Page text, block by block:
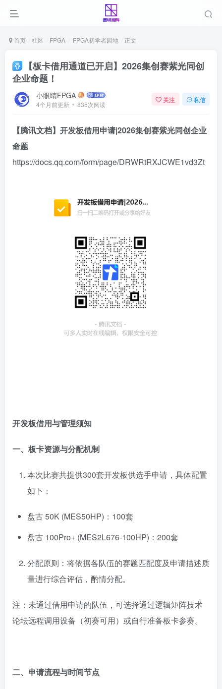
首页 社区 FPGA FPGA初学者园地 正文
【板卡借用通道已开启】2026集创赛紫光同创
企业命题！
小眼睛FPGA
4个月前更新 835次阅读
关注 私信
【腾讯文档】开发板借用申请|2026集创赛紫光同创企业
命题
https://docs.qq.com/form/page/DRWRtRXJCWE1vd3Zt
开发板借用与管理须知
一、板卡资源与分配机制
本次比赛共提供300套开发板供选手申请，具体配置
如下：
盘古 50K (MES50HP)：100套
盘古 100Pro+ (MES2L676-100HP)：200套
分配原则：将依据各队伍的赛题匹配度及申请描述质
量进行综合评估，酌情分配。
注：未通过借用申请的队伍，可选择通过逻辑矩阵技术
论坛远程调用设备（初赛可用）或自行准备板卡参赛。
二、申请流程与时间节点